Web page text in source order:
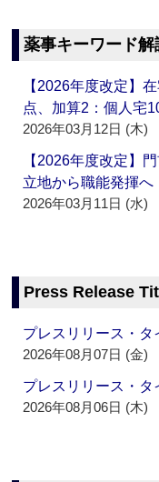
薬事キーワード解
【2026年度改定】
点、加算2：個人宅
2026年03月12日 (木)
【2026年度改定】
立地から職能発揮へ
2026年03月11日 (水)
Press Release
プレスリリース・
2026年08月07日 (金)
プレスリリース・
2026年08月06日 (木)